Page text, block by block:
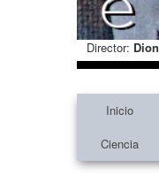
Director:
Inicio
Ciencia